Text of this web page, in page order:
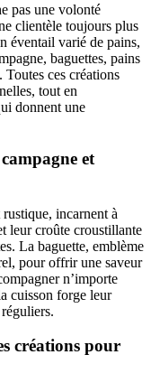
pas une volonté
clientèle toujours plus
éventail varié de pains,
baguettes, pains
ces créations
tout en
donnent une
et
incarnent à
leur croûte croustillante
La baguette, emblème
pour offrir une saveur
n’importe
cuisson forge leur
créations pour